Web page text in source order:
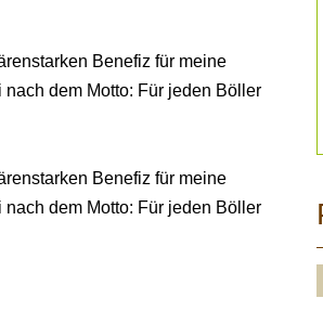
Benefiz für meine
dem Motto: Für jeden Böller
Benefiz für meine
dem Motto: Für jeden Böller